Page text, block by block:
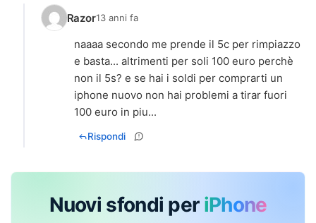
Razor13 anni fa
naaaa secondo me prende il 5c per rimpiazzo
e basta... altrimenti per soli 100 euro perchè
non il 5s? e se hai i soldi per comprarti un
iphone nuovo non hai problemi a tirar fuori
100 euro in piu...
Rispondi
Nuovi sfondi per iPhone